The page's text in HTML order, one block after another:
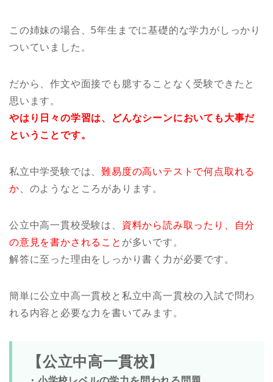
この姉妹の場合、5年生までに基礎的な学力がしっかり
ついていました。
だから、作文や面接でも臆することなく受験できたと
思います。
やはり日々の学習は、どんなシーンにおいても大事だ
ということです。
私立中学受験では、難易度の高いテストで何点取れる
か、 のようなところがあります。
公立中高一貫校受験は、 資料から読み取ったり、自分
の意見を書かされること が多いです。
解答に至った理由をしっかり書く力が必要です。
簡単に公立中高一貫校と私立中高一貫校の入試で問わ
れる内容と必要な力を書いてみます。
【公立中高一貫校】